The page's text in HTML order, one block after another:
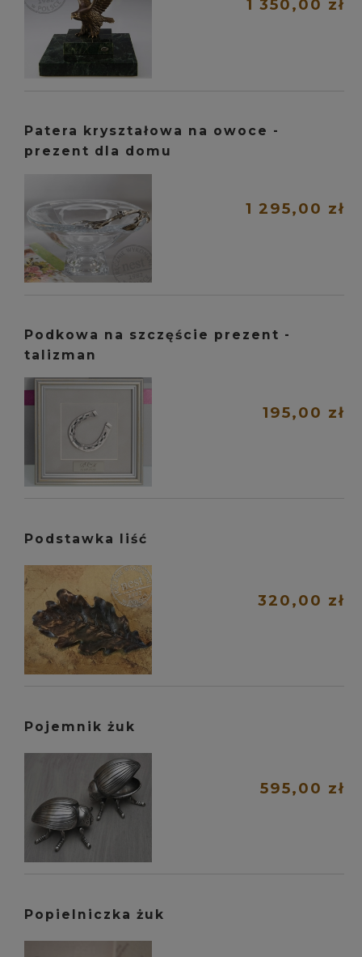
1 350,00 zł
Patera kryształowa na owoce -
prezent dla domu
1 295,00 zł
Podkowa na szczęście prezent -
talizman
195,00 zł
Podstawka liść
320,00 zł
Pojemnik żuk
595,00 zł
Popielniczka żuk